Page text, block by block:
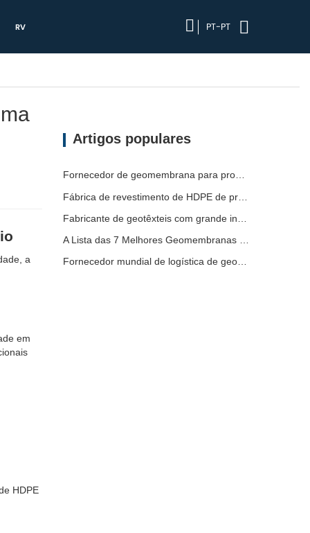
RV PT-PT
a
em
HDPE
Artigos populares
Fornecedor de geomembrana para promotores de infraestruturas
Fornecedor mundial de logística de geomembrana